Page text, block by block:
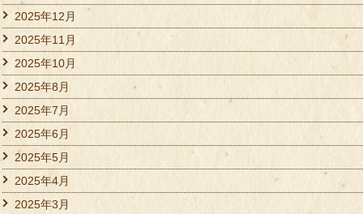
2025年12月
2025年11月
2025年10月
2025年8月
2025年7月
2025年6月
2025年5月
2025年4月
2025年3月